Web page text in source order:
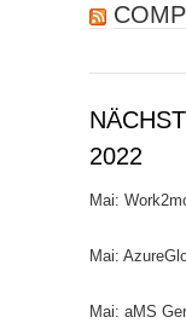
2022
Mai:
Mai:
Mai: aMS